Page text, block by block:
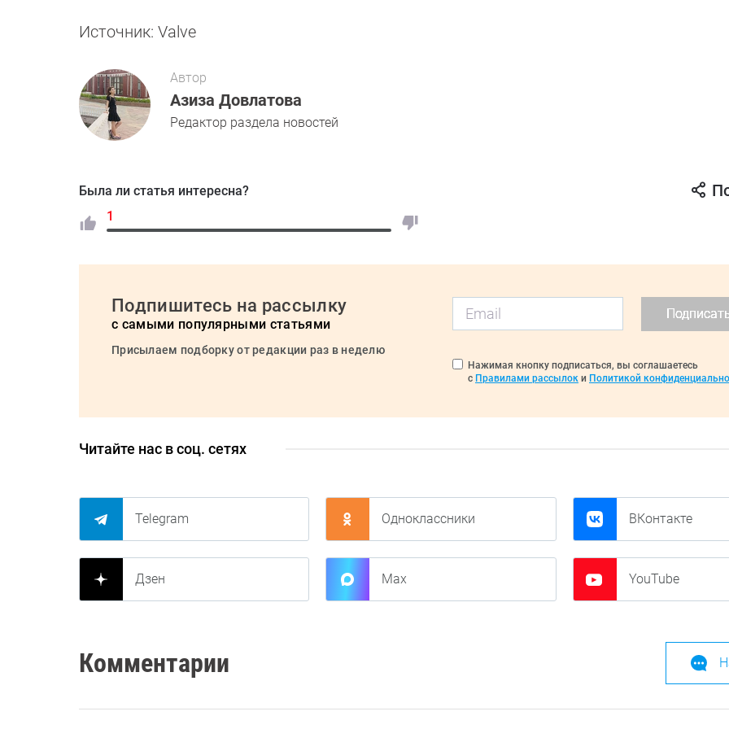
Источник: Valve
Автор
Азиза Довлатова
Редактор раздела новостей
Была ли статья интересна?
1
Подпишитесь на рассылку
с самыми популярными статьями
Присылаем подборку от редакции раз в неделю
Нажимая кнопку подписаться, вы соглашаетесь
с Правилами рассылок и Политикой
Читайте нас в соц. сетях
Telegram Одноклассники ВКонтакте
Дзен Max YouTube
Комментарии